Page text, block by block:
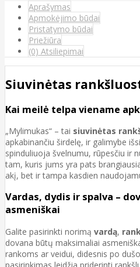
Aprašymas
Apmokėjimo būdai
Pristatymo būdai
Priežiūra
(0) Atsiliepimai
Siuvinėtas
Kai meilė telpa viename
„Mylimukas“ – tai siuvinėtas
apkabinančiu širdelę, ir galimybe
spinduliuoja švelnumu, rūpesčiu ir
tam, kuris jums yra pats
akį, bet ir tampa kasdien
Vardas, dydis ir spalva –
asmeniškai
Galite pasirinkti norimą vardą,
dovana būtų maksimaliai
rankoms ar veidui, didesnis po